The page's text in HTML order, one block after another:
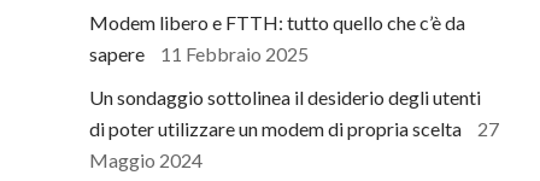
Modem libero e FTTH: tutto quello che c’è da
sapere
11 Febbraio 2025
Un sondaggio sottolinea il desiderio degli utenti
di poter utilizzare un modem di propria scelta
27
Maggio 2024